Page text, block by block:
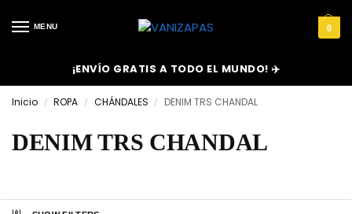
MENU 0
¡ENVÍO GRATIS A TODO EL MUNDO! ✈️
Inicio / ROPA / CHÁNDALES / DENIM TRS CHANDAL
DENIM TRS CHANDAL